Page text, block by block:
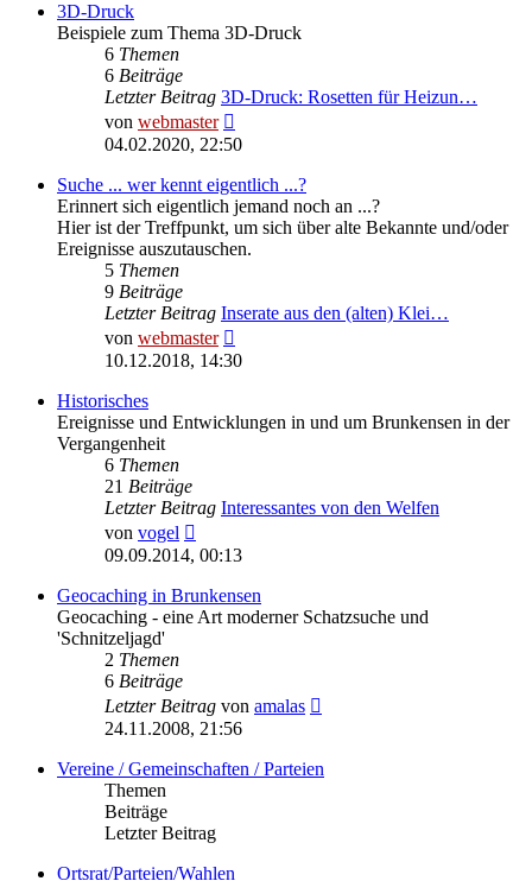
3D-Druck
Beispiele zum Thema 3D-Druck
6 Themen
6 Beiträge
Letzter Beitrag 3D-Druck: Rosetten für Heizun…
von webmaster
Beitrag
04.02.2020, 22:50
Suche ... wer kennt eigentlich ...?
Erinnert sich eigentlich jemand noch an ...?
Hier ist der Treffpunkt, um sich über alte Bekannte und/oder
Ereignisse auszutauschen.
5 Themen
9 Beiträge
Letzter Beitrag Inserate aus den (alten) Klei…
von webmaster
Beitrag
10.12.2018, 14:30
Historisches
Ereignisse und Entwicklungen in und um Brunkensen in der
Vergangenheit
6 Themen
21 Beiträge
Letzter Beitrag Interessantes von den Welfen
von vogel
Beitrag
09.09.2014, 00:13
Geocaching in Brunkensen
Geocaching - eine Art moderner Schatzsuche und
'Schnitzeljagd'
2 Themen
6 Beiträge
Letzter Beitrag von amalas
24.11.2008, 21:56
Vereine / Gemeinschaften / Parteien
Themen
Beiträge
Letzter Beitrag
Ortsrat/Parteien/Wahlen